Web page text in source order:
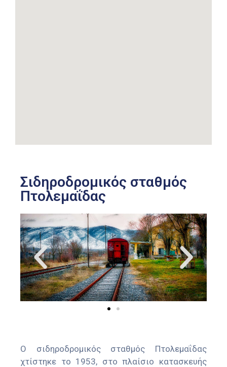
Σιδηροδρομικός σταθμός
Πτολεμαΐδας
Ο σιδηροδρομικός σταθμός Πτολεμαΐδας
χτίστηκε το 1953, στο πλαίσιο κατασκευής